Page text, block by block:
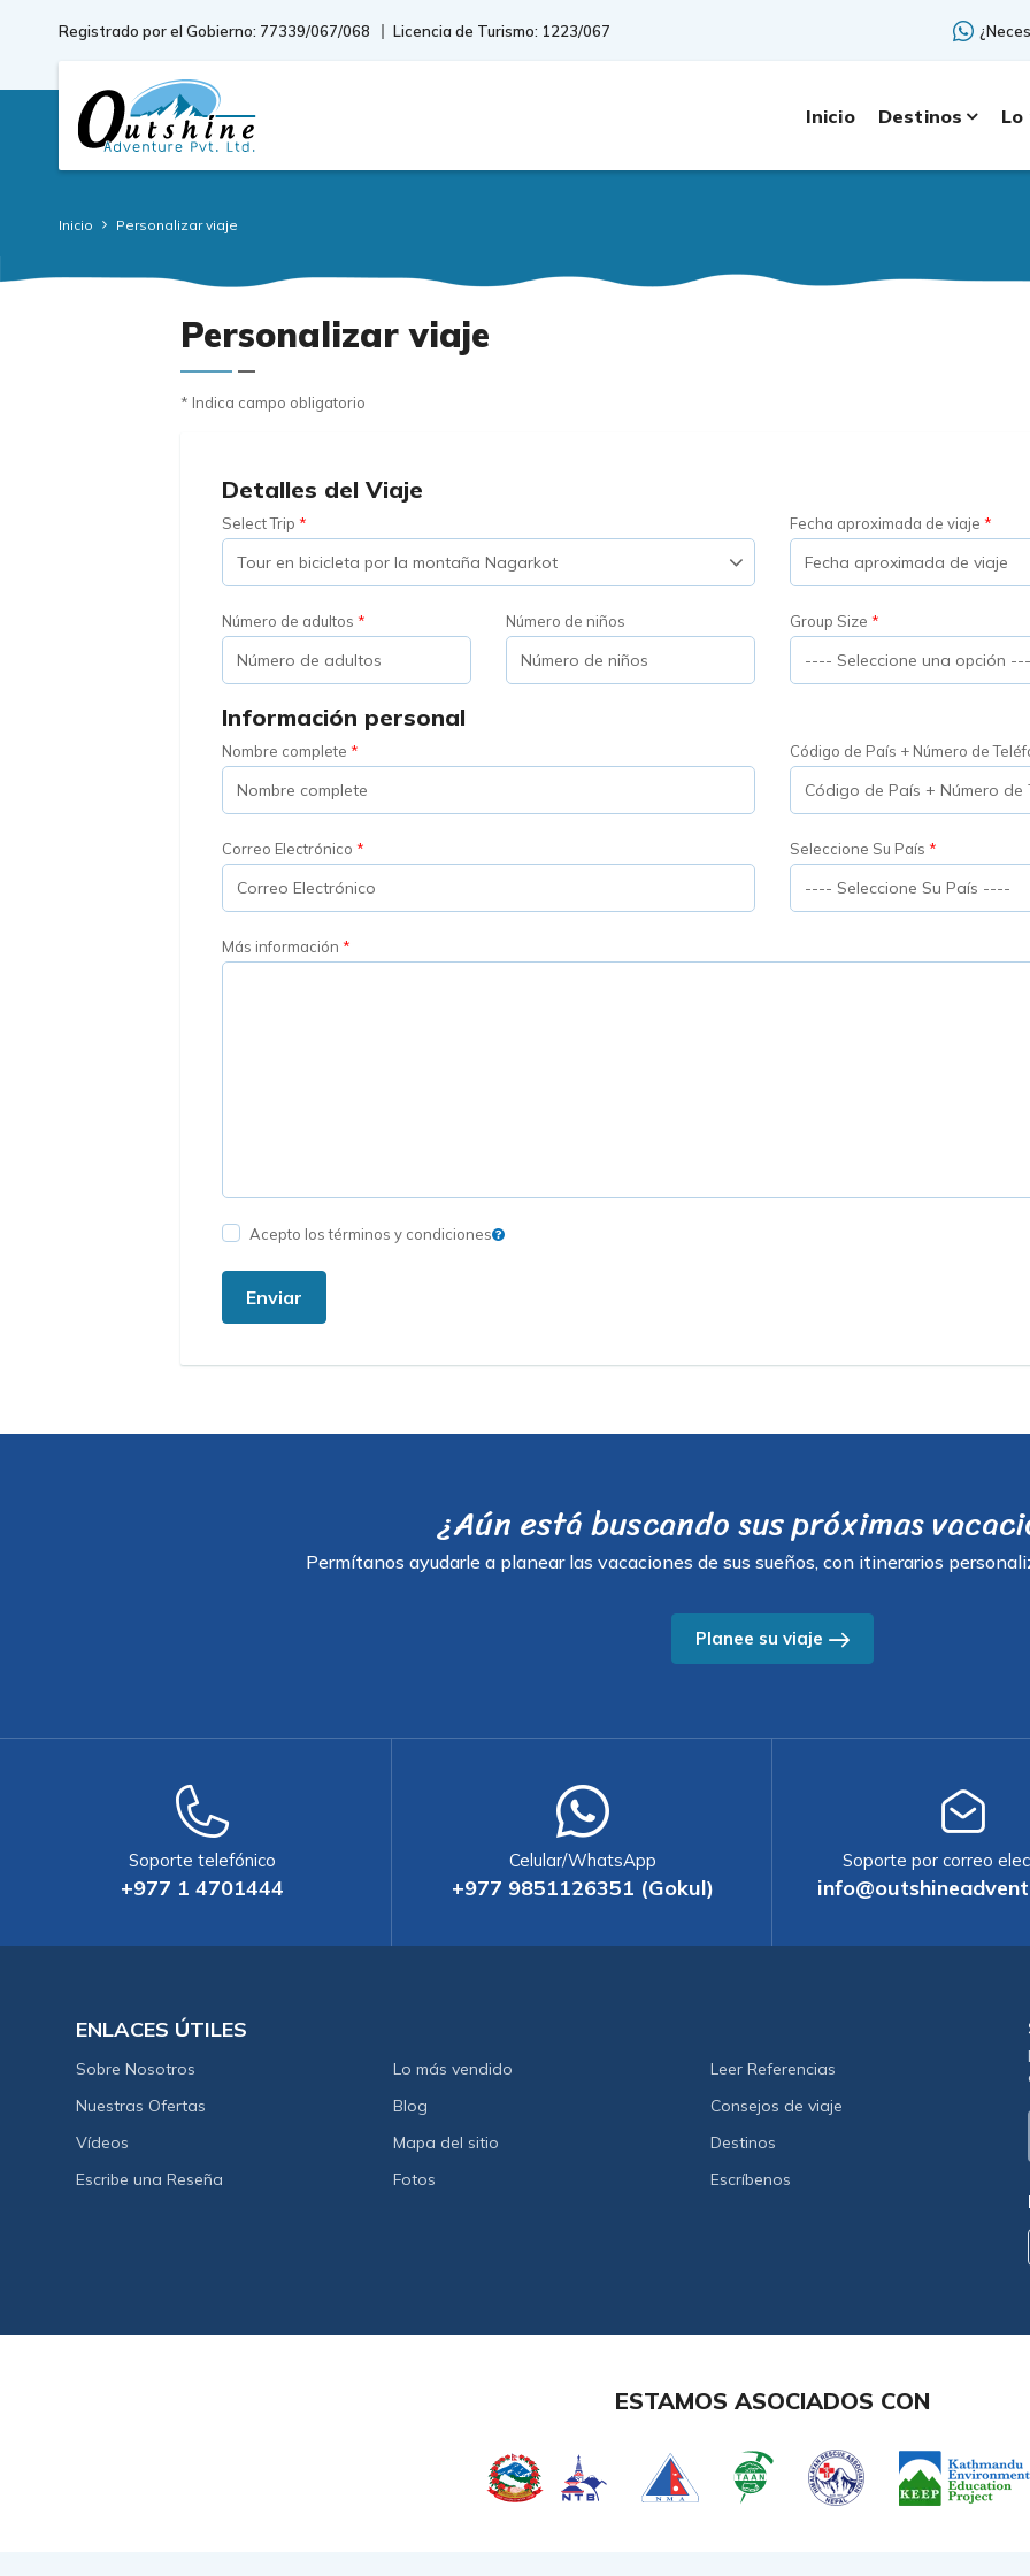
Registrado por el Gobierno: 77339/067/068 Licencia de Turismo: 1223/067
Inicio Destinos Lo
Inicio Personalizar viaje
Personalizar viaje
* Indica campo obligatorio
Detalles del Viaje
Select Trip Fecha aproximada de viaje
Número de adultos Número de niños Group Size
Información personal
Nombre complete Código de País + Número de
Correo Electrónico Seleccione Su País
Más información
Acepto los términos y condiciones
Enviar
¿Aún está buscando sus próximas
Permítanos ayudarle a planear las vacaciones de sus sueños, con itinerarios
Planee su viaje
Soporte telefónico
+977 1 4701444
Celular/WhatsApp
+977 9851126351 (Gokul)
Soporte por correo
ENLACES ÚTILES
Sobre Nosotros Lo más vendido
Leer Referencias
Nuestras Ofertas
Blog
Consejos de viaje
Vídeos
Mapa del sitio
Destinos
Escribe una Reseña
Fotos Escríbenos
ESTAMOS ASOCIADOS CON